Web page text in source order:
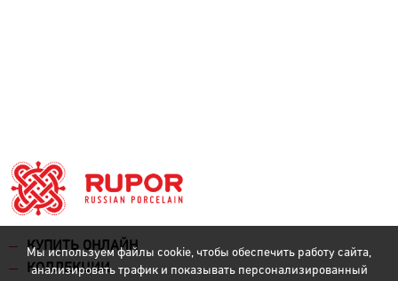
КУПИТЬ ОНЛАЙН
КОЛЛЕКЦИИ
Мы используем файлы cookie, чтобы обеспечить работу сайта,
анализировать трафик и показывать персонализированный